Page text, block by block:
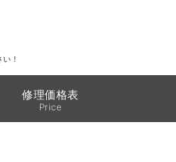
！
修理価格表
Price